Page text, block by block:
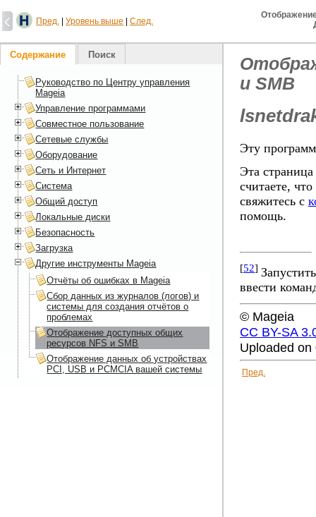
Пред. Уровень выше След.
и SMB
Эту
Эта
считаете,
свяжитесь с
помощь.
[52]
ввести
© Mageia
CC BY-SA
Uploaded
Пред.
Содержание Поиск
Руководство по Центру управления
Mageia
Управление программами
Совместное пользование
Сетевые службы
Оборудование
Сеть и Интернет
Система
Общий доступ
Локальные диски
Безопасность
Загрузка
Другие инструменты Mageia
Отчёты об ошибках в Mageia
Сбор данных из журналов (логов) и
системы для создания отчётов о
проблемах
Отображение доступных общих
ресурсов NFS и SMB
Отображение данных об устройствах
PCI, USB и PCMCIA вашей системы